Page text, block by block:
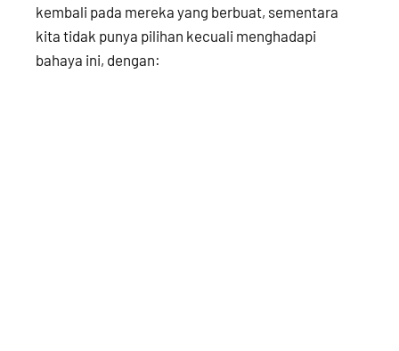
kembali pada mereka yang berbuat, sementara
kita tidak punya pilihan kecuali menghadapi
bahaya ini, dengan: